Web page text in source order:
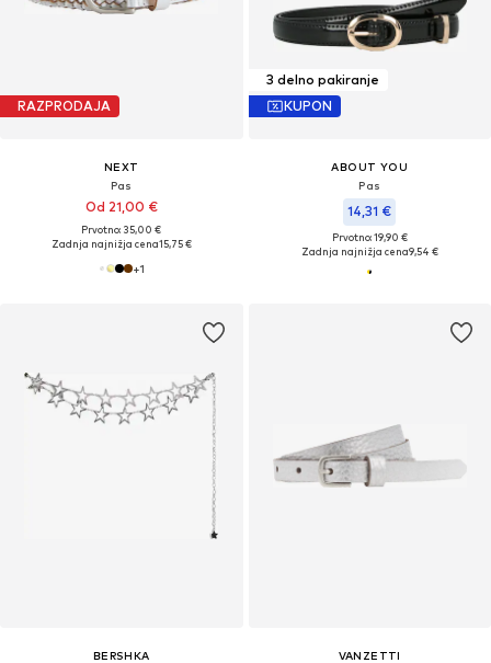
RAZPRODAJA
NEXT
Pas
Od 21,00 €
Prvotno: 35,00 €
Zadnja najnižja cena15,75 €
+1
3 delno pakiranje
KUPON
ABOUT YOU
Pas
14,31 €
Prvotno: 19,90 €
Zadnja najnižja cena9,54 €
BERSHKA
VANZETTI